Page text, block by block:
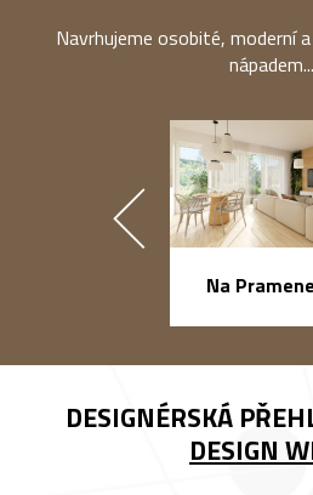
Navrhujeme osobité, moderní
nápadem...
Na
DESIGNÉRSKÁ
DESIGN